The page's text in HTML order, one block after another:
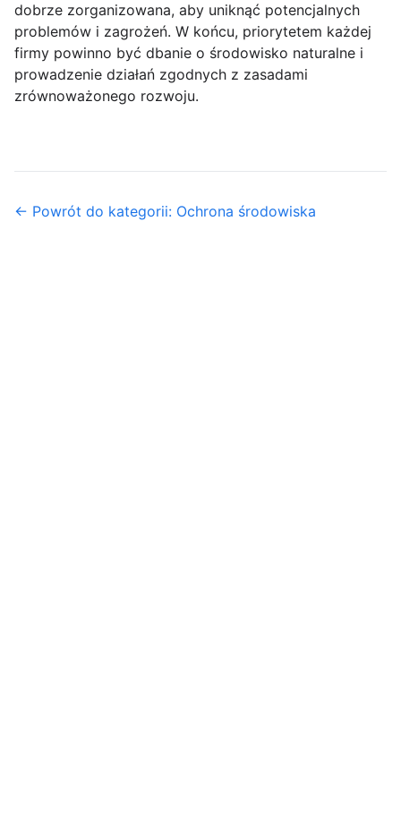
dobrze zorganizowana, aby uniknąć potencjalnych
problemów i zagrożeń. W końcu, priorytetem każdej
firmy powinno być dbanie o środowisko naturalne i
prowadzenie działań zgodnych z zasadami
zrównoważonego rozwoju.
← Powrót do kategorii: Ochrona środowiska